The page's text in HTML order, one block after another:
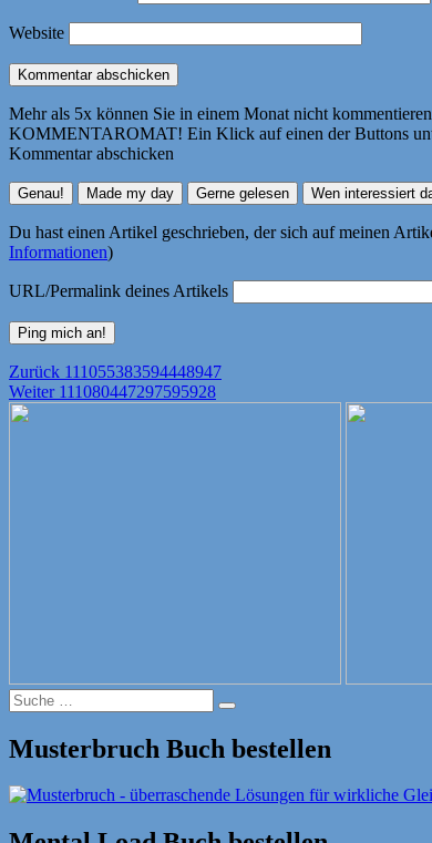
Website
Mehr als 5x können Sie in einem Monat nicht
KOMMENTAROMAT! Ein Klick auf einen der Buttons
Kommentar abschicken
Du hast einen Artikel geschrieben, der sich auf meinen
Informationen)
URL/Permalink deines Artikels
Beitragsnavigation
Zurück Vorheriger
Beitrag:
111055383594448947
Weiter Nächster
111080447297595928
Suche
nach:
Suche
Musterbruch Buch bestellen